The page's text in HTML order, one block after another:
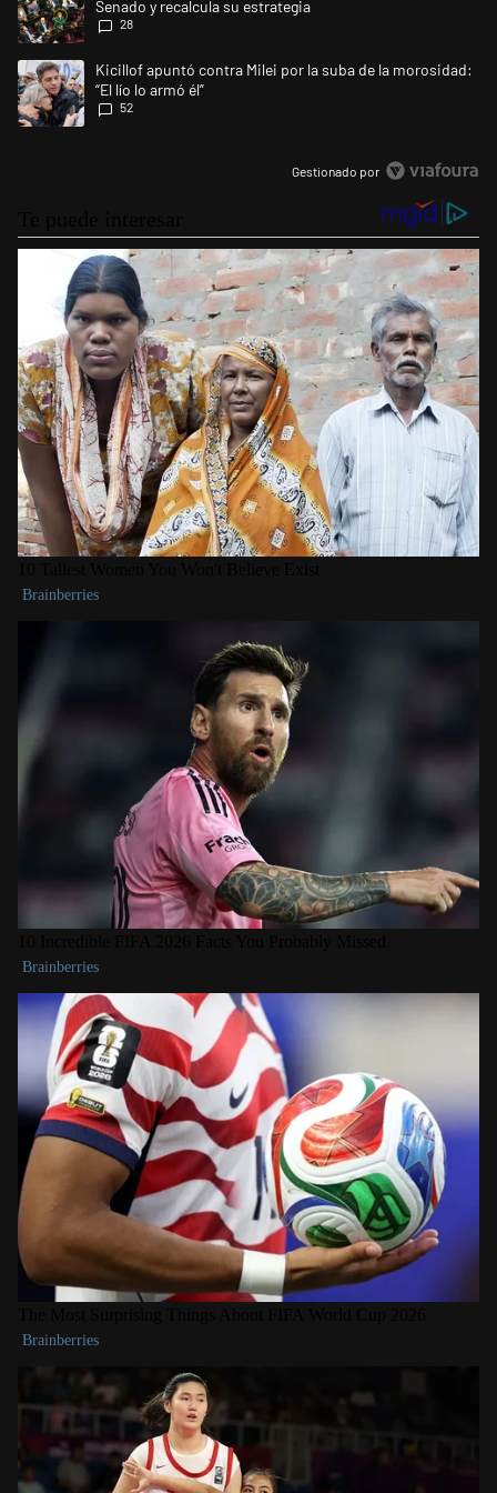
Senado y recalcula su estrategia
28
Un artículo de tendencia con el título "Kicillof apuntó contra Milei por
Kicillof apuntó contra Milei por la suba de la morosidad:
“El lío lo armó él”
52
Gestionado por